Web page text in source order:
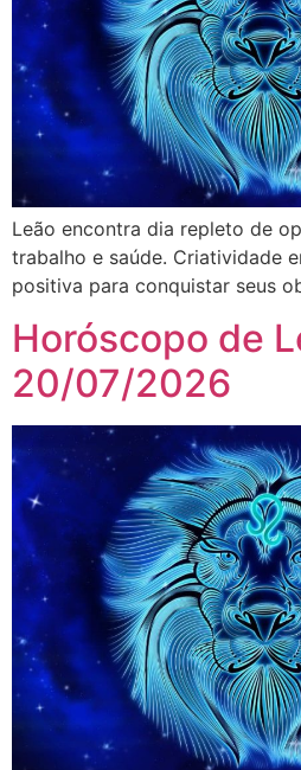
Leão encontra dia repleto de
trabalho e saúde. Criatividade
positiva para conquistar seus
Horóscopo de
20/07/2026